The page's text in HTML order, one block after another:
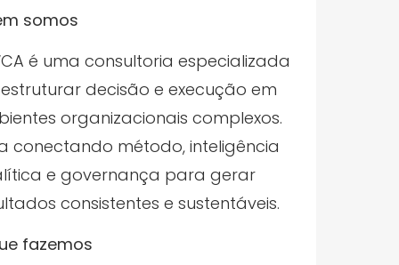
somos
é uma consultoria especializada
decisão e execução em
organizacionais complexos.
conectando método, inteligência
e governança para gerar
consistentes e sustentáveis.
fazemos